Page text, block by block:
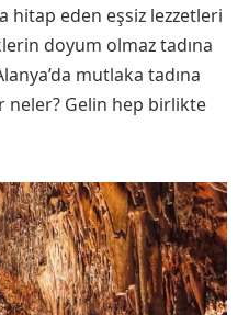
hitap eden eşsiz lezzetleri
doyum olmaz tadına
mutlaka tadına
neler? Gelin hep birlikte